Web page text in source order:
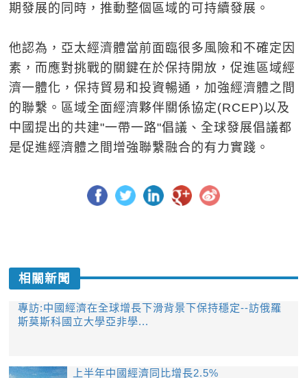
期發展的同時，推動整個區域的可持續發展。
他認為，亞太經濟體當前面臨很多風險和不確定因
素，而應對挑戰的關鍵在於保持開放，促進區域經
濟一體化，保持貿易和投資暢通，加強經濟體之間
的聯繫。區域全面經濟夥伴關係協定(RCEP)以及
中國提出的共建"一帶一路"倡議、全球發展倡議都
是促進經濟體之間增強聯繫融合的有力實踐。
相關新聞
專訪:中國經濟在全球增長下滑背景下保持穩定--訪俄羅
斯莫斯科國立大學亞非學...
上半年中國經濟同比增長2.5%